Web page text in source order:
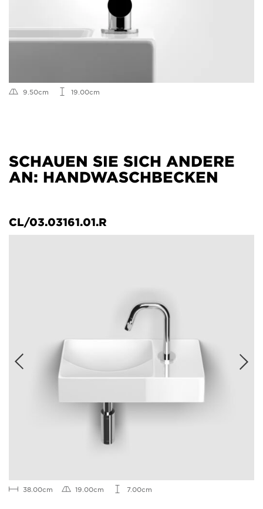
9.50cm 19.00cm
SCHAUEN SIE SICH ANDERE
AN: HANDWASCHBECKEN
CL/03.03161.01.R
38.00cm 19.00cm 7.00cm